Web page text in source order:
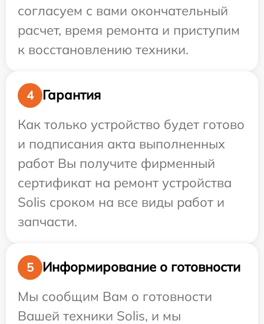
согласуем с вами окончательный
расчет, время ремонта и приступим
к восстановлению техники.
4
Гарантия
Как только устройство будет готово
и подписания акта выполненных
работ Вы получите фирменный
сертификат на ремонт устройства
Solis сроком на все виды работ и
запчасти.
5
Информирование о готовности
Мы сообщим Вам о готовности
Вашей техники Solis, и мы